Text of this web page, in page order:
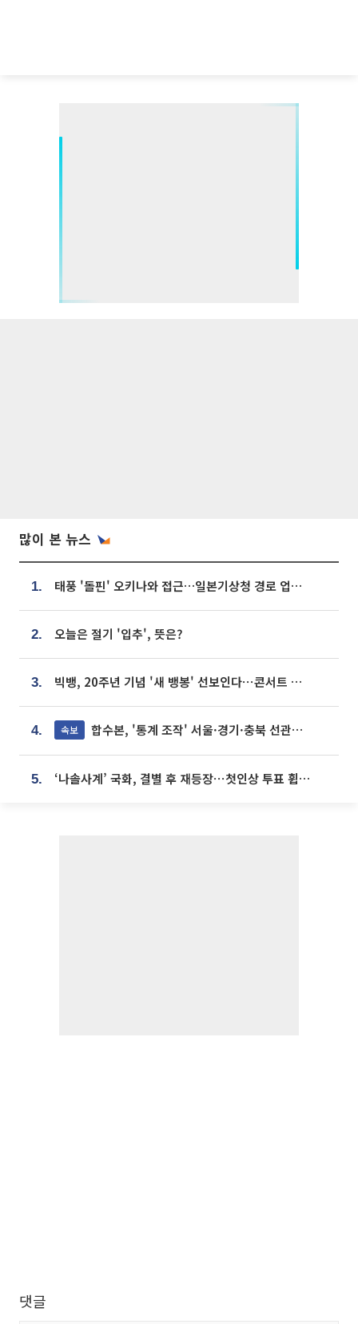
많이 본 뉴스
1. 태풍 '돌핀' 오키나와 접근…일본기상청 경로 업데이트
2. 오늘은 절기 '입추', 뜻은?
3. 빅뱅, 20주년 기념 '새 뱅봉' 선보인다⋯콘서트 앞두고 팝업 개최
4. 속보 합수본, '통계 조작' 서울·경기·충북 선관위 등 추가 압수수색
5. ‘나솔사계’ 국화, 결별 후 재등장⋯첫인상 투표 휩쓸고 ‘인기녀’ 등극
댓글